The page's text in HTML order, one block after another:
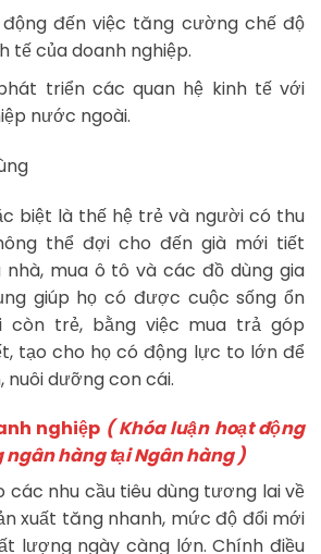
đến việc tăng cường chế độ
tế của doanh nghiệp.
triển các quan hệ kinh tế với
nước ngoài.
biệt là thế hệ trẻ và người có thu
thể đợi cho đến già mới tiết
nhà, mua ô tô và các đồ dùng gia
giúp họ có được cuộc sống ổn
còn trẻ, bằng việc mua trả góp
tạo cho họ có động lực to lớn để
nuôi dưỡng con cái.
nghiệp ( Khóa luận hoạt động
hàng tại Ngân hàng )
các nhu cầu tiêu dùng tương lai về
xuất tăng nhanh, mức độ đổi mới
lượng ngày càng lớn. Chính điều